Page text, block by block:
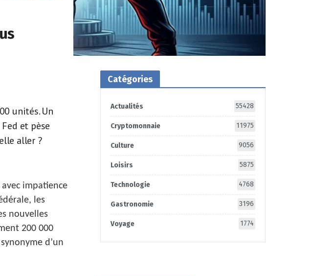
unités. Un
et pèse
aller ?
impatience
les
nouvelles
200 000
d’un
Catégories
Actualités 55428
Cryptomonnaie 11975
Culture 9056
Loisirs 5875
Technologie 4768
Gastronomie 3196
Voyage 1774